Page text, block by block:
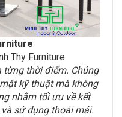
thời điểm. Chúng
kỹ thuật mà không
nhằm tối ưu về kết
sử dụng thoải mái.